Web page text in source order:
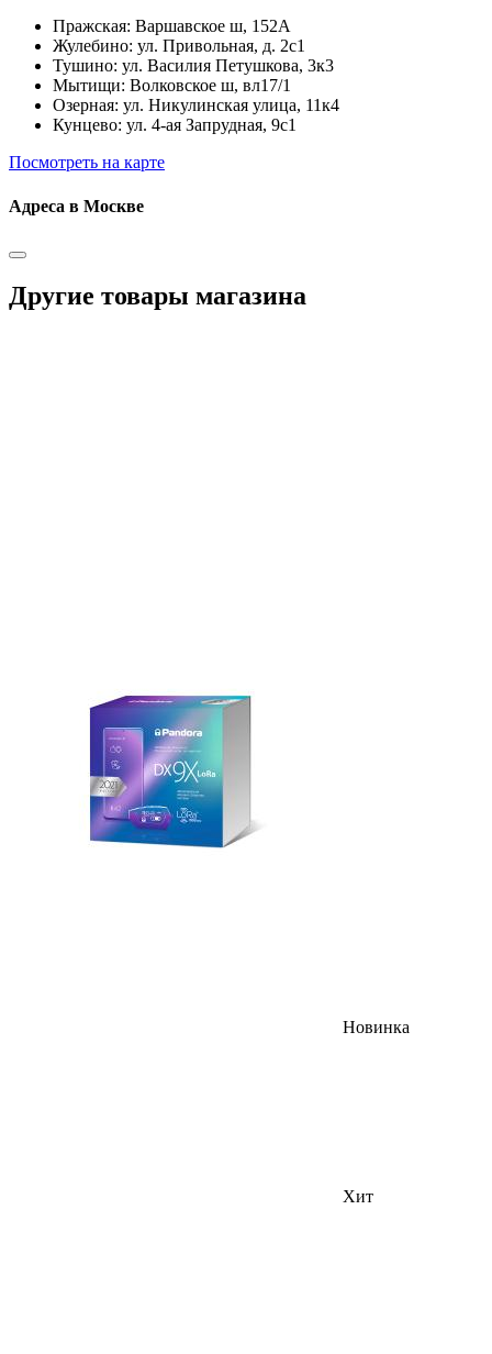
Пражская: Варшавское ш, 152А
Жулебино: ул. Привольная, д. 2с1
Тушино: ул. Василия Петушкова, 3к3
Мытищи: Волковское ш, вл17/1
Озерная: ул. Никулинская улица, 11к4
Кунцево: ул. 4-ая Запрудная, 9с1
Посмотреть на карте
Адреса в Москве
Другие товары магазина
Новинка
Хит